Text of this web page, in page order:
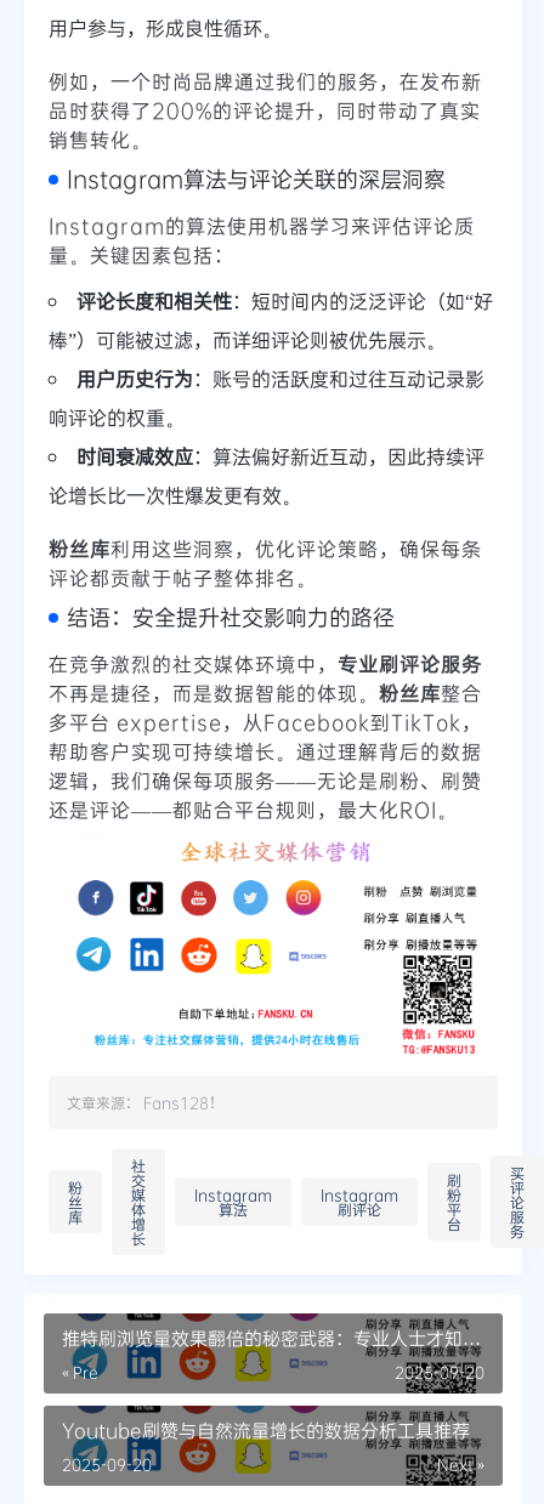
用户参与，形成良性循环。
例如，一个时尚品牌通过我们的服务，在发布新
品时获得了200%的评论提升，同时带动了真实
销售转化。
Instagram算法与评论关联的深层洞察
Instagram的算法使用机器学习来评估评论质
量。关键因素包括：
评论长度和相关性：短时间内的泛泛评论（如“好
棒”）可能被过滤，而详细评论则被优先展示。
用户历史行为：账号的活跃度和过往互动记录影
响评论的权重。
时间衰减效应：算法偏好新近互动，因此持续评
论增长比一次性爆发更有效。
粉丝库利用这些洞察，优化评论策略，确保每条
评论都贡献于帖子整体排名。
结语：安全提升社交影响力的路径
在竞争激烈的社交媒体环境中， 专业刷评论服务
不再是捷径，而是数据智能的体现。 粉丝库整合
多平台 expertise，从Facebook到TikTok，
帮助客户实现可持续增长。通过理解背后的数据
逻辑，我们确保每项服务——无论是刷粉、刷赞
还是评论——都贴合平台规则，最大化ROI。
文章来源： Fans128！
粉
丝
库
社
交
媒
体
增
长
Instagram
算法
Instagram
刷评论
刷
粉
平
台
买
评
论
服
务
推特刷浏览量效果翻倍的秘密武器：专业人士才知道
的流量获取渠道
« Pre 2025-09-20
Youtube刷赞与自然流量增长的数据分析工具推荐
Next »
2025-09-20